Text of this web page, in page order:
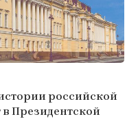
российской
в Президентской